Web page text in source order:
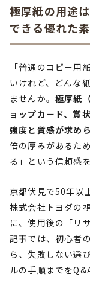
極厚紙の用途
できる優れた
「普通のコピー用
いけれど、どんな
ませんか。 極厚紙
ョップカード、賞
強度と質感が求め
倍の厚みがあるた
る」という信頼感
京都伏見で50年以
株式会社トヨダの
に、使用後の「リ
記事では、初心者
ら、失敗しない選
ルの手順までを